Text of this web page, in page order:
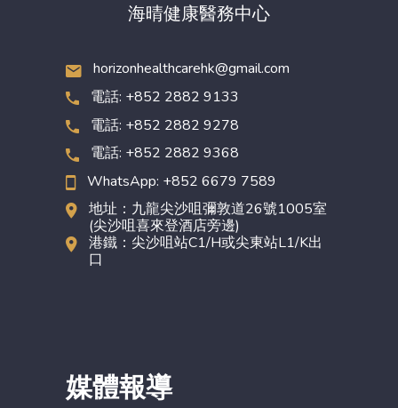
海晴健康醫務中心
horizonhealthcarehk@gmail.com
電話: +852 2882 9133
電話: +852 2882 9278
電話: +852 2882 9368
WhatsApp: +852 6679 7589
地址：九龍尖沙咀彌敦道26號1005室
(尖沙咀喜來登酒店旁邊)
港鐵：尖沙咀站C1/H或尖東站L1/K出
口
媒體報導